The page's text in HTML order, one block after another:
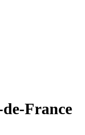
France